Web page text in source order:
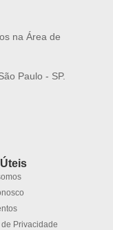
na Área de
Paulo - SP.
Privacidade